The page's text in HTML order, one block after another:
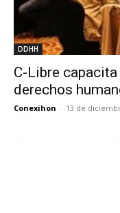
DDHH
C-Libre
derechos
Conexihon - 13 de